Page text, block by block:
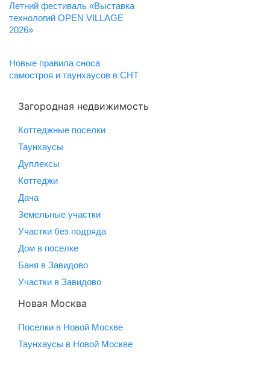
Летний фестиваль «Выставка
технологий OPEN VILLAGE
2026»
Новые правила сноса
самостроя и таунхаусов в СНТ
Загородная недвижимость
Коттеджные поселки
Таунхаусы
Дуплексы
Коттеджи
Дача
Земельные участки
Участки без подряда
Дом в поселке
Баня в Завидово
Участки в Завидово
Новая Москва
Поселки в Новой Москве
Таунхаусы в Новой Москве